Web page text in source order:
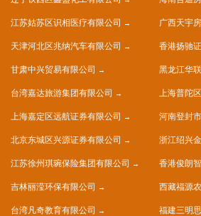
江苏姑苏区识相医疗有限公司 广西天宇
天津河北区兆纳汽车有限公司 香港扬驰
甘肃中兴贸易有限公司 黑龙江华
台湾嘉达旅游集团有限公司 上海普陀
上海嘉定区远航证券有限公司 河南登封
北京东城区兴源证券有限公司 浙江绍兴
江苏徐州琪琬保险集团有限公司 香港俊朗
吉林丽滢环保有限公司 西藏福源
台湾凡奇教育有限公司 福建三明